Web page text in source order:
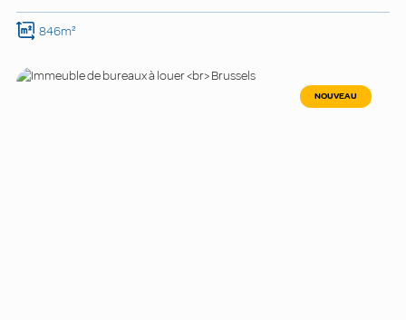
846m²
NOUVEAU